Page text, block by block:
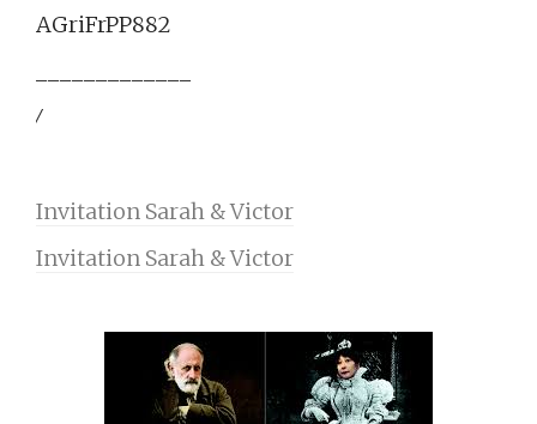
AGriFrPP882
⁄
Invitation Sarah & Victor
Invitation Sarah & Victor